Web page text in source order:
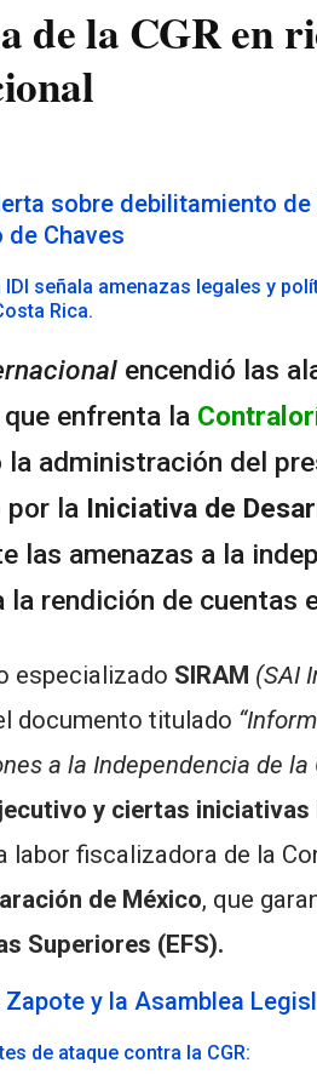
de la CGR en
sobre debilitamiento
Chaves
IDI señala amenazas legales y
Rica.
encendió las
enfrenta la
administración del
por la Iniciativa de
las amenazas a la
rendición de cuentas
especializado SIRAM (SAI
documento titulado
a la Independencia de la
y ciertas
labor fiscalizadora de la
de México, que
Superiores (EFS).
y la Asamblea
de ataque contra la CGR: